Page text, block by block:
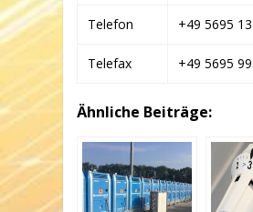
Telefon +49 5695
Telefax +49 5695
Ähnliche Beiträge: